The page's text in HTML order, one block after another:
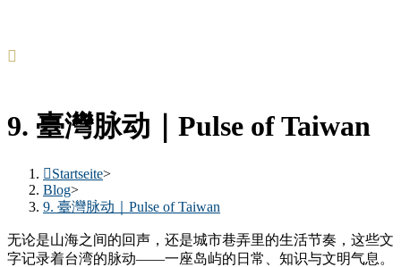
9. 臺灣脉动｜Pulse of Taiwan
Startseite>
Blog>
9. 臺灣脉动｜Pulse of Taiwan
无论是山海之间的回声，还是城市巷弄里的生活节奏，这些文
字记录着台湾的脉动——一座岛屿的日常、知识与文明气息。